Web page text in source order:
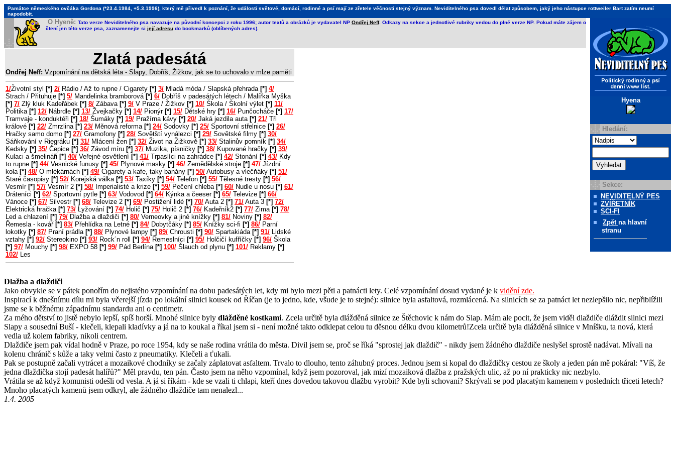
Památce německého ovčáka Gordona (*23.4.1984, +5.3.1996), který mě přivedl k poznání, že události světové, domácí, rodinné a psí mají ze zřetele věčnosti stejný význam. Neviditelného psa dovedl dělat způsobem, jaký jeho nástupce rottweiler Bart zatím neumí
napodobit.
Hyena
Hledání:
Sekce:
NEVIDITELNÝ PES
ZVÍŘETNÍK
SCI-FI
Zpět na hlavní
stranu
O Hyeně: Tato verze Neviditelného psa navazuje na původní koncepci z roku 1996; autor textů a obrázků je vydavatel NP Ondřej Neff. Odkazy na sekce a jednotlivé rubriky vedou do plné verze NP. Pokud máte zájem o
čtení jen této verze psa, zaznamenejte si její adresu do bookmarků (oblíbených adres).
Zlatá padesátá
Ondřej Neff: Vzpomínání na dětská léta - Slapy, Dobříš, Žižkov, jak se to uchovalo v mlze paměti
1/Životní styl [*] 2/ Rádio / Až to rupne / Cigarety [*] 3/ Mladá móda / Slapská přehrada [*] 4/
Strach / Přituhuje [*] 5/ Mandelinka bramborová [*] 6/ Dobříš v padesátých létech / Malířka Myška
[*] 7/ Zlý kluk Kadeřábek [*] 8/ Zábava [*] 9/ V Praze / Žižkov [*] 10/ Škola / Školní výlet [*] 11/
Politika [*] 12/ Nábrdle [*] 13/ Žvejkačky [*] 14/ Pionýr [*] 15/ Dětské hry [*] 16/ Punčocháče [*] 17/
Tramvaje - konduktéři [*] 18/ Šumáky [*] 19/ Pražírna kávy [*] 20/ Jaká jezdila auta [*] 21/ Tři
králové [*] 22/ Zmrzlina [*] 23/ Měnová reforma [*] 24/ Sodovky [*] 25/ Sportovní střelnice [*] 26/
Hračky samo domo [*] 27/ Gramofony [*] 28/ Sovětští vynálezci [*] 29/ Sovětské filmy [*] 30/
Sáňkování v Riegráku [*] 31/ Mlácení žen [*] 32/ Život na Žižkově [*] 33/ Stalinův pomník [*] 34/
Kedsky [*] 35/ Čepice [*] 36/ Závod míru [*] 37/ Muzika, písničky [*] 38/ Kupované hračky [*] 39/
Kulaci a šmelináři [*] 40/ Veřejné osvětlení [*] 41/ Trpaslíci na zahrádce [*] 42/ Stonání [*] 43/ Kdy
to rupne [*] 44/ Vesnické funusy [*] 45/ Plynové masky [*] 46/ Zemědělské stroje [*] 47/ Jízdní
kola [*] 48/ O mlékárnách [*] 49/ Cigarety a kafe, taky banány [*] 50/ Autobusy a vlečňáky [*] 51/
Staré časopisy [*] 52/ Korejská válka [*] 53/ Taxíky [*] 54/ Telefon [*] 55/ Tělesné tresty [*] 56/
Vesmír [*] 57/ Vesmír 2 [*] 58/ Imperialisté a krize [*] 59/ Pečení chleba [*] 60/ Nudle u nosu [*] 61/
Dráteníci [*] 62/ Sportovní pytle [*] 63/ Vodovod [*] 64/ Kýnka a čeeser [*] 65/ Televize [*] 66/
Vánoce [*] 67/ Silvestr [*] 68/ Televize 2 [*] 69/ Postižení lidé [*] 70/ Auta 2 [*] 71/ Auta 3 [*] 72/
Elektrická hračka [*] 73/ Lyžování [*] 74/ Holič [*] 75/ Holič 2 [*] 76/ Kadeřník2 [*] 77/ Zima [*] 78/
Led a chlazení [*] 79/ Dlažba a dlaždiči [*] 80/ Verneovky a jiné knížky [*] 81/ Noviny [*] 82/
Řemesla - kovář [*] 83/ Přehlídka na Letné [*] 84/ Dobytčáky [*] 85/ Knížky sci-fi [*] 86/ Parní
lokotky [*] 87/ Praní prádla [*] 88/ Plynové lampy [*] 89/ Chrousti [*] 90/ Spartakiáda [*] 91/ Lidské
vztahy [*] 92/ Stereokino [*] 93/ Rock´n roll [*] 94/ Řemeslníci [*] 95/ Holčičí kufříčky [*] 96/ Škola
[*] 97/ Mouchy [*] 98/ EXPO 58 [*] 99/ Pád Berlína [*] 100/ Šlauch od plynu [*] 101/ Reklamy [*]
102/ Les
Dlažba a dlaždiči
Jako obvykle se v pátek ponořím do nejistého vzpomínání na dobu padesátých let, kdy mi bylo mezi pěti a patnácti lety. Celé vzpomínání dosud vydané je k vidění zde.
Inspirací k dnešnímu dílu mi byla včerejší jízda po lokální silnici kousek od Říčan (je to jedno, kde, všude je to stejné): silnice byla asfaltová, rozmlácená. Na silnicích se za patnáct let nezlepšilo nic, nepřiblížili
jsme se k běžnému západnímu standardu ani o centimetr.
Za mého dětství to jistě nebylo lepší, spíš horší. Mnohé silnice byly dlážděné kostkami. Zcela určitě byla dlážděná silnice ze Štěchovic k nám do Slap. Mám ale pocit, že jsem viděl dlaždiče dláždit silnici mezi
Slapy a sousední Buší - klečeli, klepali kladívky a já na to koukal a říkal jsem si - není možné takto odklepat celou tu děsnou délku dvou kilometrů!Zcela určitě byla dlážděná silnice v Mníšku, ta nová, která
vedla už kolem fabriky, nikoli centrem.
Dlaždiče jsem pak vídal hodně v Praze, po roce 1954, kdy se naše rodina vrátila do města. Divil jsem se, proč se říká "sprostej jak dlaždič" - nikdy jsem žádného dlaždiče neslyšel sprostě nadávat. Mívali na
kolenu chránič s kůže a taky velmi často z pneumatiky. Klečeli a ťukali.
Pak se postupně začali vytrácet a mozaikové chodníky se začaly záplatovat asfaltem. Trvalo to dlouho, tento záhubný proces. Jednou jsem si kopal do dlaždičky cestou ze školy a jeden pán mě pokáral: "Víš, že
jedna dlaždička stojí padesát halířů?" Měl pravdu, ten pán. Často jsem na něho vzpomínal, když jsem pozoroval, jak mizí mozaiková dlažba z pražských ulic, až po ní prakticky nic nezbylo.
Vrátila se až když komunisti odešli od vesla. A já si říkám - kde se vzali ti chlapi, kteří dnes dovedou takovou dlažbu vyrobit? Kde byli schovaní? Skrývali se pod placatým kamenem v posledních třiceti letech?
Mnoho placatých kamenů jsem odkryl, ale žádného dlaždiče tam nenalezl...
1.4. 2005